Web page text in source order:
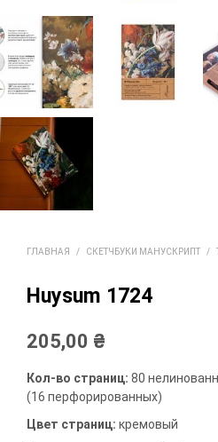
ГЛАВНАЯ / СКЕТЧБУКИ МАНУСКРИПТ /
Huysum 1724
205,00 ₴
Кол-во страниц: 80
(16 перфорированных)
Цвет страниц: кремовый